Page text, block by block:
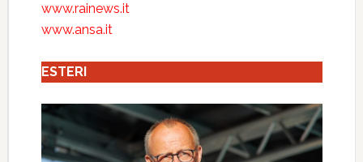
www.rainews.it
www.ansa.it
ESTERI